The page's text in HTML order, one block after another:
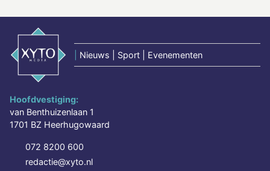
Nieuws | Sport | Evenementen
Hoofdvestiging:
van Benthuizenlaan 1
1701 BZ Heerhugowaard
072 8200 600
redactie@xyto.nl